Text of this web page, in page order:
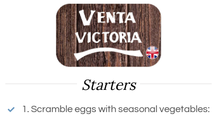
Starters
1. Scramble eggs with seasonal vegetables: